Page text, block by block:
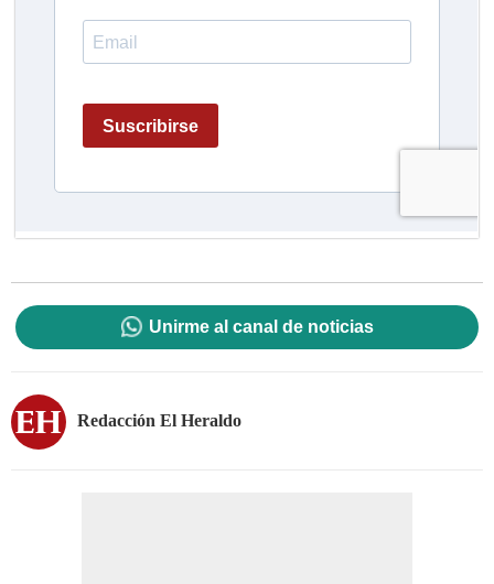
Unirme al canal de noticias
Redacción El Heraldo